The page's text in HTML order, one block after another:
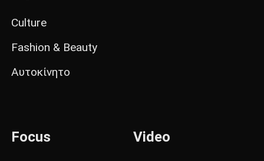
Culture
Fashion & Beauty
Αυτοκίνητο
Focus Video